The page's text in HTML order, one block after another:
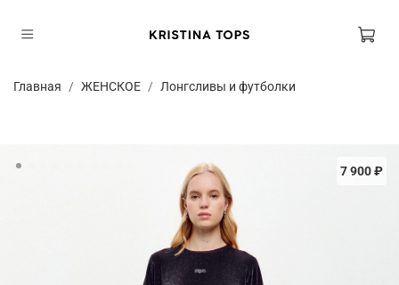
Главная ЖЕНСКОЕ Лонгсливы и футболки
7 900 ₽